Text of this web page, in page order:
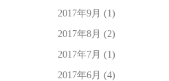
2017年9月 (1)
2017年8月 (2)
2017年7月 (1)
2017年6月 (4)